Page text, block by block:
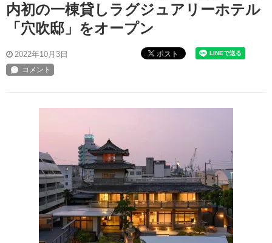
内初の一棟貸しラグジュアリーホテル
「穴吹邸」をオープン
2022年10月3日 ポスト